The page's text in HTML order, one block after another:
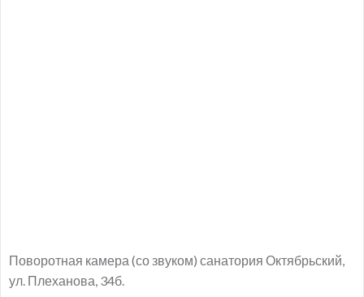
Поворотная камера (со звуком) санатория Октябрьский,
ул. Плеханова, 34б.